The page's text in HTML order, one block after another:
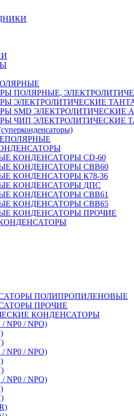
ПОЛЯРНЫЕ,
ЭЛЕКТРОЛИТИЧЕСКИЕ
SMD
ЧИП ЭЛЕКТРОЛИТИЧЕСКИЕ
КОНДЕНСАТОРЫ CD-60
КОНДЕНСАТОРЫ CBB60
КОНДЕНСАТОРЫ К78-36
КОНДЕНСАТОРЫ ДПС
КОНДЕНСАТОРЫ CBB61
КОНДЕНСАТОРЫ CBB65
КОНДЕНСАТОРЫ ПРОЧИЕ
ПОЛИПРОПИЛЕНОВЫЕ
ПРОЧИЕ
КОНДЕНСАТОРЫ
/ NP0 / NPO)
/ NP0 / NPO)
/ NP0 / NPO)